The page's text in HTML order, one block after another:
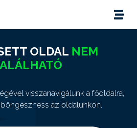
OLDAL NEM
visszanavigálunk a főoldalra,
az oldalunkon.